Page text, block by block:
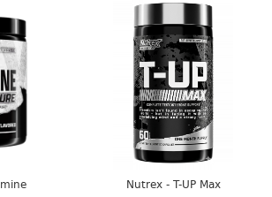
Nutrex - T-UP Max